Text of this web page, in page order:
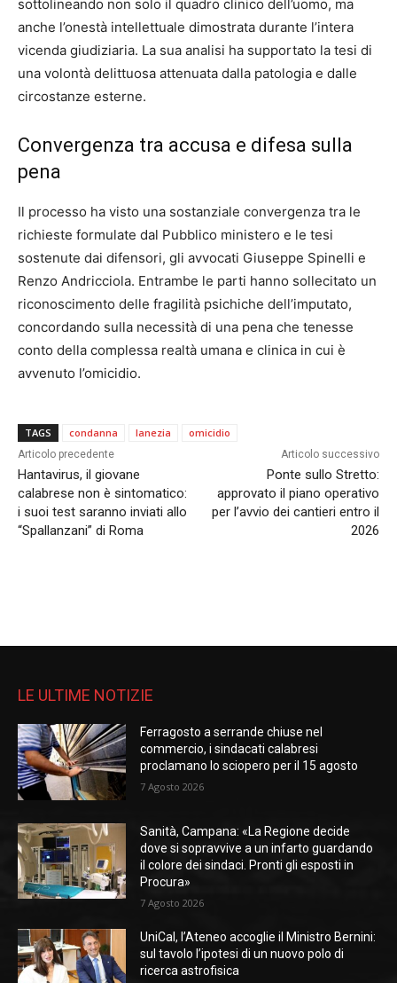
sottolineando non solo il quadro clinico dell’uomo, ma
anche l’onestà intellettuale dimostrata durante l’intera
vicenda giudiziaria. La sua analisi ha supportato la tesi di
una volontà delittuosa attenuata dalla patologia e dalle
circostanze esterne.
Convergenza tra accusa e difesa sulla
pena
Il processo ha visto una sostanziale convergenza tra le
richieste formulate dal Pubblico ministero e le tesi
sostenute dai difensori, gli avvocati Giuseppe Spinelli e
Renzo Andricciola. Entrambe le parti hanno sollecitato un
riconoscimento delle fragilità psichiche dell’imputato,
concordando sulla necessità di una pena che tenesse
conto della complessa realtà umana e clinica in cui è
avvenuto l’omicidio.
TAGS condanna lanezia omicidio
Articolo precedente
Hantavirus, il giovane
calabrese non è sintomatico:
i suoi test saranno inviati allo
“Spallanzani” di Roma
Articolo successivo
Ponte sullo Stretto:
approvato il piano operativo
per l’avvio dei cantieri entro il
2026
LE ULTIME NOTIZIE
Ferragosto a serrande chiuse nel
commercio, i sindacati calabresi
proclamano lo sciopero per il 15 agosto
7 Agosto 2026
Sanità, Campana: «La Regione decide
dove si sopravvive a un infarto guardando
il colore dei sindaci. Pronti gli esposti in
Procura»
7 Agosto 2026
UniCal, l’Ateneo accoglie il Ministro Bernini:
sul tavolo l’ipotesi di un nuovo polo di
ricerca astrofisica